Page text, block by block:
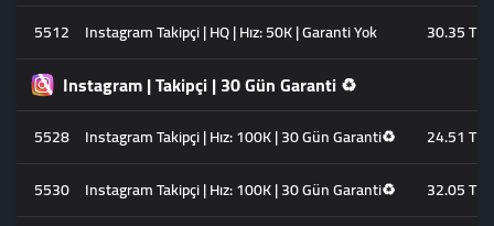
5512 Instagram Takipçi | HQ | Hız: 50K | Garanti Yok 30.35 TL
Instagram | Takipçi | 30 Gün Garanti ♻️
5528 Instagram Takipçi | Hız: 100K | 30 Gün Garanti♻️
24.51 TL
5530 Instagram Takipçi | Hız: 100K | 30 Gün Garanti♻️ 32.05 TL